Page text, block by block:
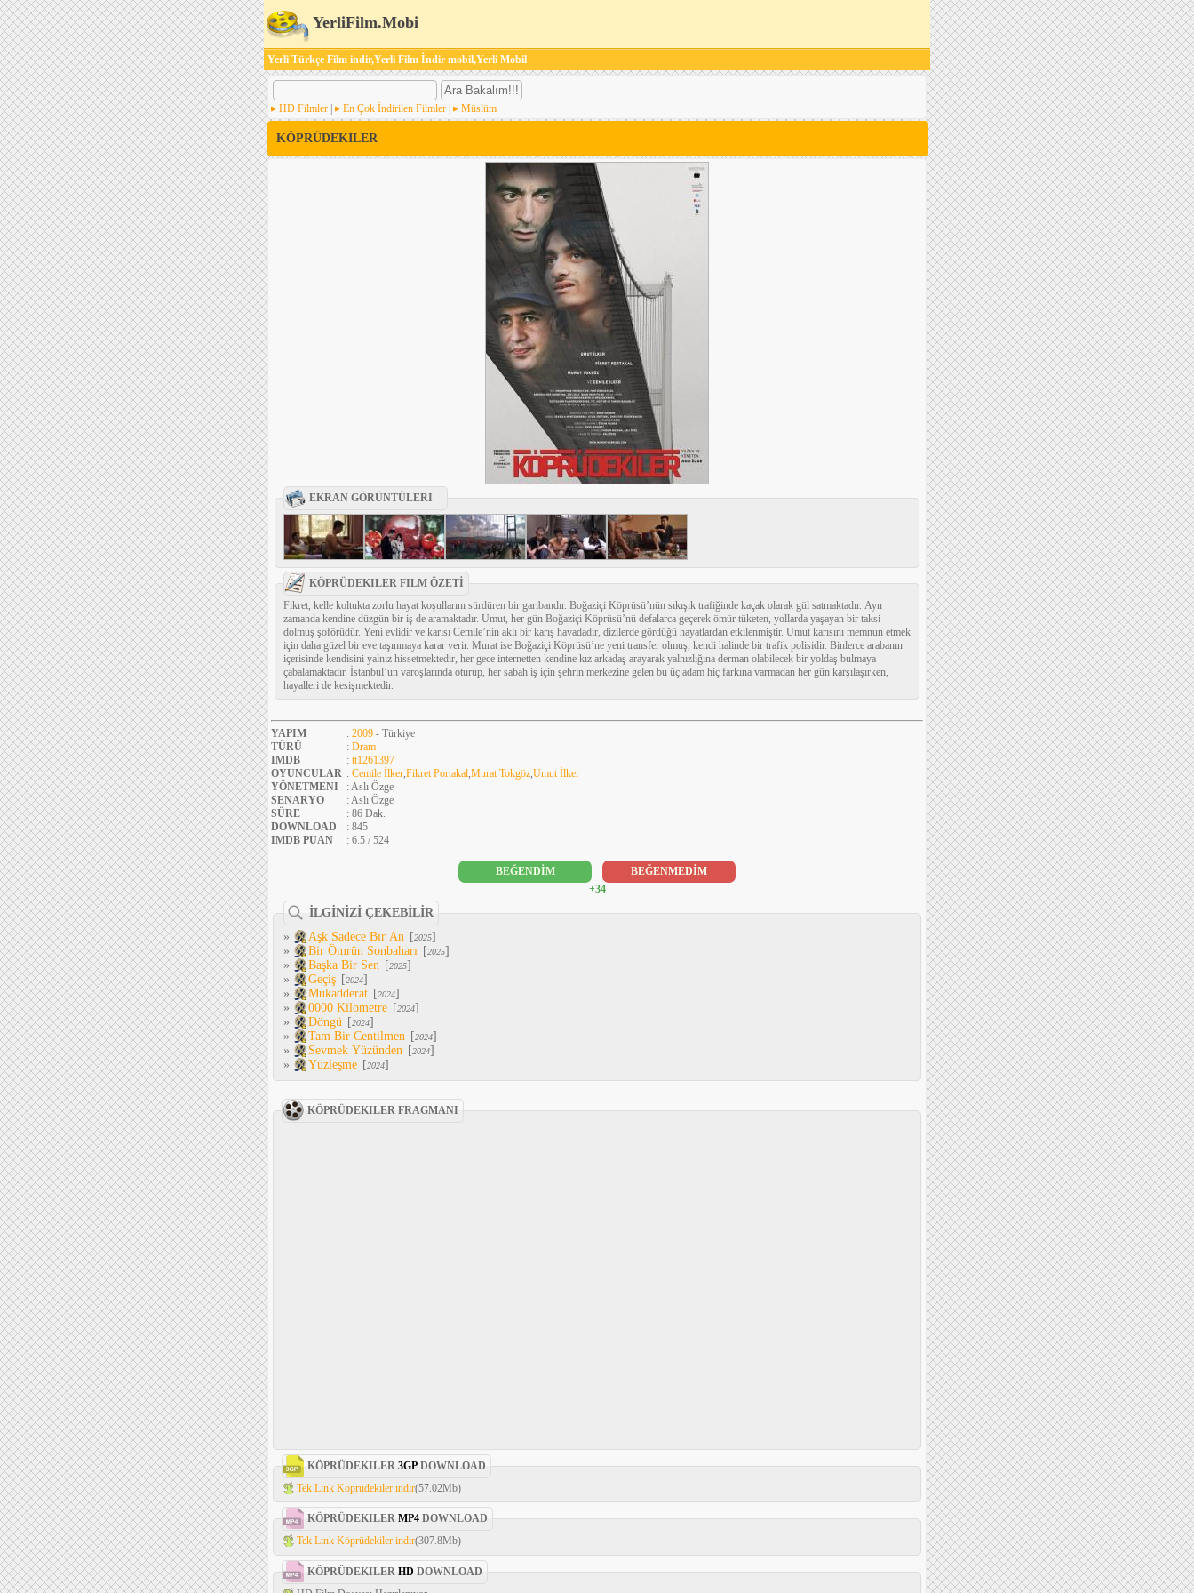
YerliFilm.Mobi
Yerli Türkçe Film indir,Yerli Film İndir mobil,Yerli Mobil
HD Filmler En Çok İndirilen Filmler Müslüm
KÖPRÜDEKILER
EKRAN GÖRÜNTÜLERI
KÖPRÜDEKILER FILM ÖZETİ
Fikret, kelle koltukta zorlu hayat koşullarını sürdüren bir garibandır. Boğaziçi Köprüsü’nün sıkışık trafiğinde kaçak olarak gül satmaktadır. Ayn
zamanda kendine düzgün bir iş de aramaktadır. Umut, her gün Boğaziçi Köprüsü’nü defalarca geçerek ömür tüketen, yollarda yaşayan bir taksi-
dolmuş şoförüdür. Yeni evlidir ve karısı Cemile’nin aklı bir karış havadadır, dizilerde gördüğü hayatlardan etkilenmiştir. Umut karısını memnun etmek
için daha güzel bir eve taşınmaya karar verir. Murat ise Boğaziçi Köprüsü’ne yeni transfer olmuş, kendi halinde bir trafik polisidir. Binlerce arabanın
içerisinde kendisini yalnız hissetmektedir, her gece internetten kendine kız arkadaş arayarak yalnızlığına derman olabilecek bir yoldaş bulmaya
çabalamaktadır. İstanbul’un varoşlarında oturup, her sabah iş için şehrin merkezine gelen bu üç adam hiç farkına varmadan her gün karşılaşırken,
hayalleri de kesişmektedir.
YAPIM : 2009 - Türkiye
TÜRÜ
: Dram
IMDB
: tt1261397
OYUNCULAR : Cemile İlker,Fikret Portakal,Murat Tokgöz,Umut İlker
YÖNETMENI
: Aslı Özge
SENARYO
: Aslı Özge
SÜRE
: 86 Dak.
DOWNLOAD
: 845
IMDB PUAN
: 6.5 / 524
BEĞENDİM
BEĞENMEDİM
+34
İLGİNİZİ ÇEKEBİLİR
»
Aşk Sadece Bir An [2025]
»
Bir Ömrün Sonbaharı [2025]
»
Başka Bir Sen [2025]
»
Geçiş [2024]
»
Mukadderat [2024]
»
0000 Kilometre [2024]
»
Döngü [2024]
»
Tam Bir Centilmen [2024]
»
Sevmek Yüzünden [2024]
»
Yüzleşme [2024]
KÖPRÜDEKILER FRAGMANI
KÖPRÜDEKILER 3GP DOWNLOAD
Tek Link Köprüdekiler indir(57.02Mb)
KÖPRÜDEKILER MP4 DOWNLOAD
Tek Link Köprüdekiler indir(307.8Mb)
KÖPRÜDEKILER HD DOWNLOAD